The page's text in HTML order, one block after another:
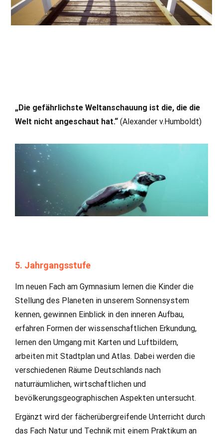
„Die gefährlichste Weltanschauung ist die, die die
Welt nicht angeschaut hat.“ (Alexander v.Humboldt)
5. Jahrgangsstufe
Im neuen Fach am Gymnasium lernen die Kinder die
Stellung des Planeten in unserem Sonnensystem
kennen, gewinnen Einblick in den inneren Aufbau,
erfahren Formen der wissenschaftlichen Erkundung,
lernen den Umgang mit Karten und Luftbildern,
arbeiten mit Stadtplan und Atlas. Dabei werden die
verschiedenen Räume Deutschlands nach
naturräumlichen, wirtschaftlichen und
bevölkerungsgeographischen Aspekten untersucht.
Ergänzt wird der fächerübergreifende Unterricht durch
das Fach Natur und Technik mit einem Praktikum an